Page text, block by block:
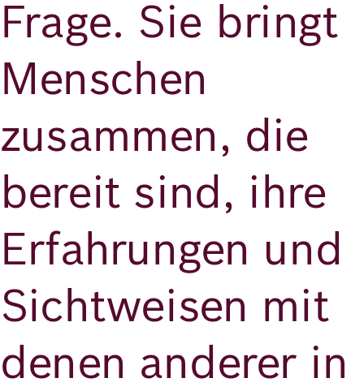
Frage. Sie bringt
Menschen
zusammen, die
bereit sind, ihre
Erfahrungen und
Sichtweisen mit
denen anderer in